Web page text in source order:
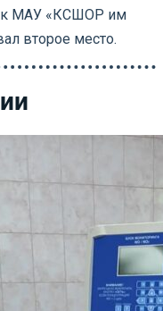
МАУ «КСШОР им
второе место.